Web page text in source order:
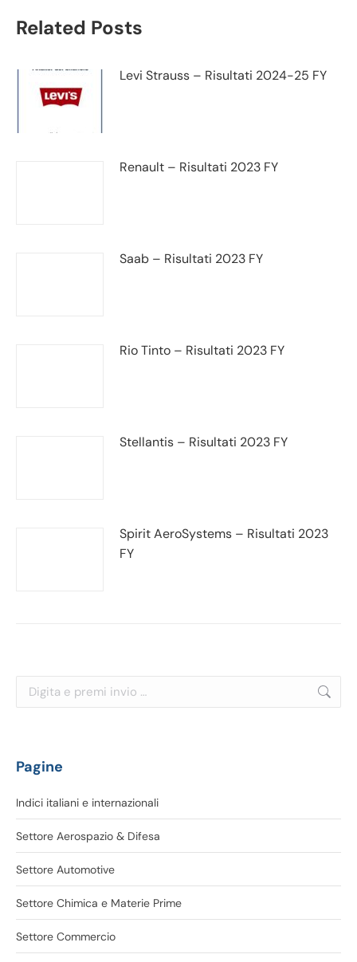
Related Posts
Levi Strauss – Risultati 2024-25 FY
Renault – Risultati 2023 FY
Saab – Risultati 2023 FY
Rio Tinto – Risultati 2023 FY
Stellantis – Risultati 2023 FY
Spirit AeroSystems – Risultati 2023
FY
Cerca:
Pagine
Indici italiani e internazionali
Settore Aerospazio & Difesa
Settore Automotive
Settore Chimica e Materie Prime
Settore Commercio